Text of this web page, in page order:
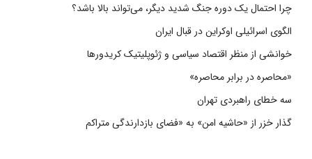
چرا احتمال یک دوره جنگ شدید دیگر، می‌تواند بالا باشد؟
الگوی اسرائیلی اوکراین در قبال ایران
خوانشی از منظر اقتصاد سیاسی و ژئوپلیتیک کریدورها
«محاصره در برابر محاصره»
سه خطای راهبردی تهران
گذار خزر از «حاشیه امن» به «فضای بازدارندگی متراکم